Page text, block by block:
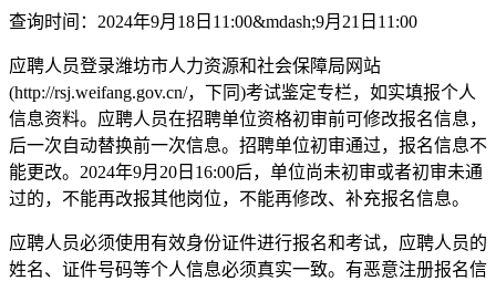
查询时间：2024年9月18日11:00&mdash;9月21日11:00
应聘人员登录潍坊市人力资源和社会保障局网站
(http://rsj.weifang.gov.cn/，下同)考试鉴定专栏，如实填报个人
信息资料。应聘人员在招聘单位资格初审前可修改报名信息，
后一次自动替换前一次信息。招聘单位初审通过，报名信息不
能更改。2024年9月20日16:00后，单位尚未初审或者初审未通
过的，不能再改报其他岗位，不能再修改、补充报名信息。
应聘人员必须使用有效身份证件进行报名和考试，应聘人员的
姓名、证件号码等个人信息必须真实一致。有恶意注册报名信